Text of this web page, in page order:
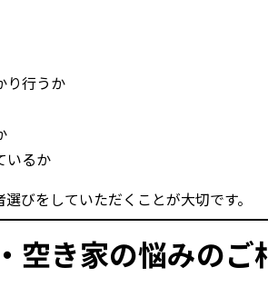
り行うか
いるか
びをしていただくことが大切です。
空き家の悩みの